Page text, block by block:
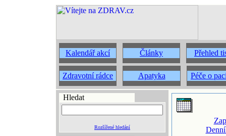
Kalendář akcí Články Přehled
Zdravotní rádce Apatyka Péče o
Hledat
Rozšířené hledání